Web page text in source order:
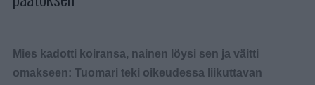
Mies kadotti koiransa, nainen löysi sen ja väitti
omakseen: Tuomari teki oikeudessa liikuttavan